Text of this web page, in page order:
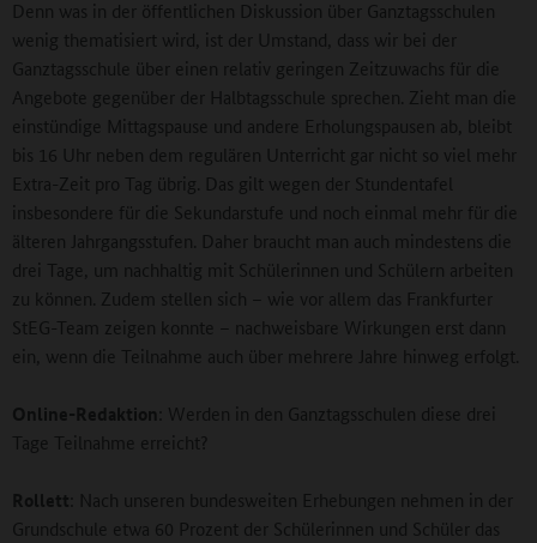
Denn was in der öffentlichen Diskussion über Ganztagsschulen
wenig thematisiert wird, ist der Umstand, dass wir bei der
Ganztagsschule über einen relativ geringen Zeitzuwachs für die
Angebote gegenüber der Halbtagsschule sprechen. Zieht man die
einstündige Mittagspause und andere Erholungspausen ab, bleibt
bis 16 Uhr neben dem regulären Unterricht gar nicht so viel mehr
Extra-Zeit pro Tag übrig. Das gilt wegen der Stundentafel
insbesondere für die Sekundarstufe und noch einmal mehr für die
älteren Jahrgangsstufen. Daher braucht man auch mindestens die
drei Tage, um nachhaltig mit Schülerinnen und Schülern arbeiten
zu können. Zudem stellen sich – wie vor allem das Frankfurter
StEG-Team zeigen konnte – nachweisbare Wirkungen erst dann
ein, wenn die Teilnahme auch über mehrere Jahre hinweg erfolgt.
Online-Redaktion : Werden in den Ganztagsschulen diese drei
Tage Teilnahme erreicht?
Rollett : Nach unseren bundesweiten Erhebungen nehmen in der
Grundschule etwa 60 Prozent der Schülerinnen und Schüler das